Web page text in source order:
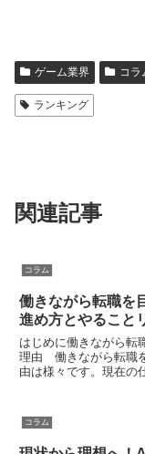
ゲーム業界 コラ
ランキング
関連記事
コラム
働きながら転職を
進め方とやること
はじめに働きながら転
理由 働きながら転職
由は様々です。現在の
ジを求める場合などが
す。また、収入を維持
しい職場を探すことで
コラム